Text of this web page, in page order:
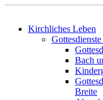
Kirchliches Leben
Bach
Breite